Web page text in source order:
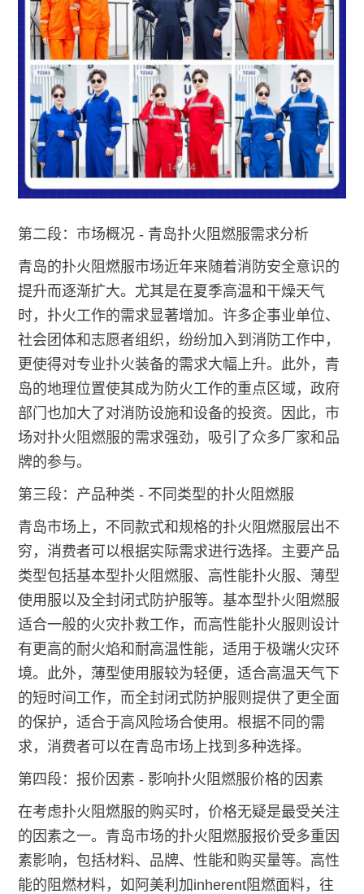
第二段：市场概况 - 青岛扑火阻燃服需求分析
青岛的扑火阻燃服市场近年来随着消防安全意识的
提升而逐渐扩大。尤其是在夏季高温和干燥天气
时，扑火工作的需求显著增加。许多企事业单位、
社会团体和志愿者组织，纷纷加入到消防工作中，
更使得对专业扑火装备的需求大幅上升。此外，青
岛的地理位置使其成为防火工作的重点区域，政府
部门也加大了对消防设施和设备的投资。因此，市
场对扑火阻燃服的需求强劲，吸引了众多厂家和品
牌的参与。
第三段：产品种类 - 不同类型的扑火阻燃服
青岛市场上，不同款式和规格的扑火阻燃服层出不
穷，消费者可以根据实际需求进行选择。主要产品
类型包括基本型扑火阻燃服、高性能扑火服、薄型
使用服以及全封闭式防护服等。基本型扑火阻燃服
适合一般的火灾扑救工作，而高性能扑火服则设计
有更高的耐火焰和耐高温性能，适用于极端火灾环
境。此外，薄型使用服较为轻便，适合高温天气下
的短时间工作，而全封闭式防护服则提供了更全面
的保护，适合于高风险场合使用。根据不同的需
求，消费者可以在青岛市场上找到多种选择。
第四段：报价因素 - 影响扑火阻燃服价格的因素
在考虑扑火阻燃服的购买时，价格无疑是最受关注
的因素之一。青岛市场的扑火阻燃服报价受多重因
素影响，包括材料、品牌、性能和购买量等。高性
能的阻燃材料，如阿美利加inherent阻燃面料，往